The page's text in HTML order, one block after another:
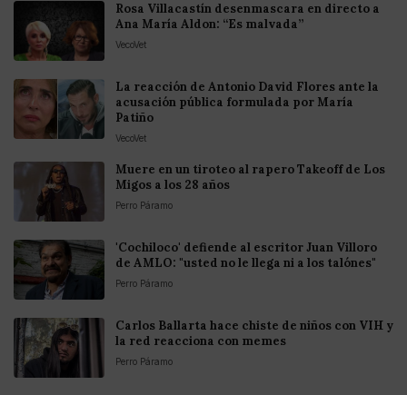
Rosa Villacastín desenmascara en directo a
Ana María Aldon: “Es malvada”
VecoVet
La reacción de Antonio David Flores ante la
acusación pública formulada por María
Patiño
VecoVet
Muere en un tiroteo al rapero Takeoff de Los
Migos a los 28 años
Perro Páramo
'Cochiloco' defiende al escritor Juan Villoro
de AMLO: "usted no le llega ni a los talónes"
Perro Páramo
Carlos Ballarta hace chiste de niños con VIH y
la red reacciona con memes
Perro Páramo